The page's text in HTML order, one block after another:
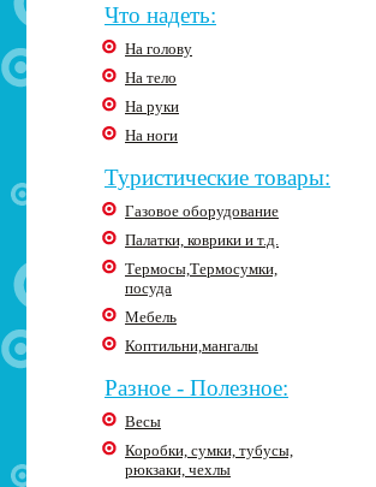
Что надеть:
На голову
На тело
На руки
На ноги
Туристические товары:
Газовое оборудование
Палатки, коврики и т.д.
Термосы,Термосумки,
посуда
Мебель
Коптильни,мангалы
Разное - Полезное:
Весы
Коробки, сумки, тубусы,
рюкзаки, чехлы